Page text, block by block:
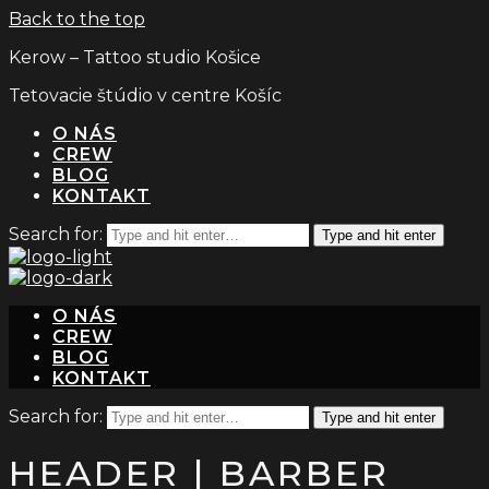
Back to the top
Kerow – Tattoo studio Košice
Tetovacie štúdio v centre Košíc
O NÁS
CREW
BLOG
KONTAKT
Search for:
Type and hit enter
O NÁS
CREW
BLOG
KONTAKT
Search for:
Type and hit enter
HEADER | BARBER